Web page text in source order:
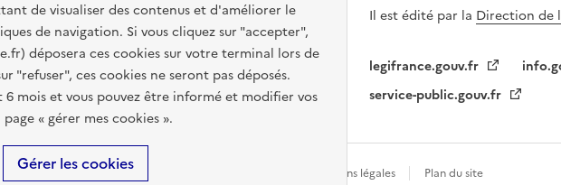
de visualiser des contenus et d'améliorer le
de navigation. Si vous cliquez sur "accepter",
déposera ces cookies sur votre terminal lors de
"refuser", ces cookies ne seront pas déposés.
mois et vous pouvez être informé et modifier vos
« gérer mes cookies ».
Gérer les cookies
Il est édité par la Direction de
legifrance.gouv.fr
service-public.gouv.fr
Données personnelles Mentions légales Plan du site